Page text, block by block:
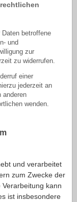
Daten betroffene
und
zur
zu widerrufen.
einer
jederzeit an
anderen
wenden.
und verarbeitet
zum Zwecke der
kann
ist insbesondere